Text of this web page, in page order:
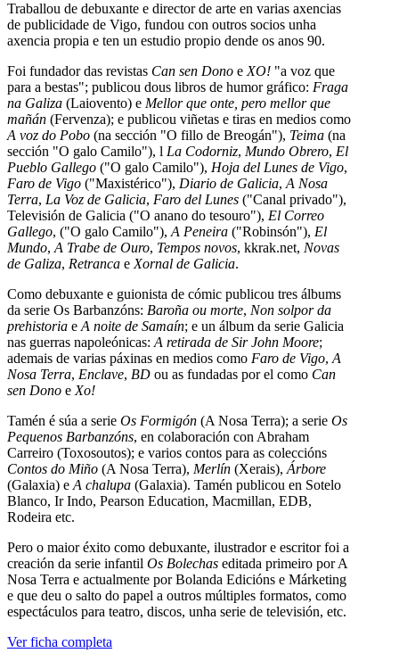
Traballou de debuxante e director de arte en varias axencias
de publicidade de Vigo, fundou con outros socios unha
axencia propia e ten un estudio propio dende os anos 90.
Foi fundador das revistas Can sen Dono e XO! "a voz que
para a bestas"; publicou dous libros de humor gráfico: Fraga
na Galiza (Laiovento) e Mellor que onte, pero mellor que
mañán (Fervenza); e publicou viñetas e tiras en medios como
A voz do Pobo (na sección "O fillo de Breogán"), Teima (na
sección "O galo Camilo"), l La Codorniz, Mundo Obrero, El
Pueblo Gallego ("O galo Camilo"), Hoja del Lunes de Vigo,
Faro de Vigo ("Maxistérico"), Diario de Galicia, A Nosa
Terra, La Voz de Galicia, Faro del Lunes ("Canal privado"),
Televisión de Galicia ("O anano do tesouro"), El Correo
Gallego, ("O galo Camilo"), A Peneira ("Robinsón"), El
Mundo, A Trabe de Ouro, Tempos novos, kkrak.net, Novas
de Galiza, Retranca e Xornal de Galicia.
Como debuxante e guionista de cómic publicou tres álbums
da serie Os Barbanzóns: Baroña ou morte, Non solpor da
prehistoria e A noite de Samaín; e un álbum da serie Galicia
nas guerras napoleónicas: A retirada de Sir John Moore;
ademais de varias páxinas en medios como Faro de Vigo, A
Nosa Terra, Enclave, BD ou as fundadas por el como Can
sen Dono e Xo!
Tamén é súa a serie Os Formigón (A Nosa Terra); a serie Os
Pequenos Barbanzóns, en colaboración con Abraham
Carreiro (Toxosoutos); e varios contos para as coleccións
Contos do Miño (A Nosa Terra), Merlín (Xerais), Árbore
(Galaxia) e A chalupa (Galaxia). Tamén publicou en Sotelo
Blanco, Ir Indo, Pearson Education, Macmillan, EDB,
Rodeira etc.
Pero o maior éxito como debuxante, ilustrador e escritor foi a
creación da serie infantil Os Bolechas editada primeiro por A
Nosa Terra e actualmente por Bolanda Edicións e Márketing
e que deu o salto do papel a outros múltiples formatos, como
espectáculos para teatro, discos, unha serie de televisión, etc.
Ver ficha completa